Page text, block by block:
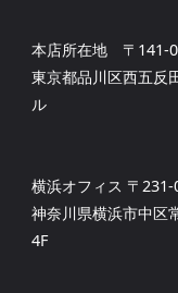
本店所在地 〒141-
東京都品川区西五反
ル
横浜オフィス 〒231-
神奈川県横浜市中区
4F